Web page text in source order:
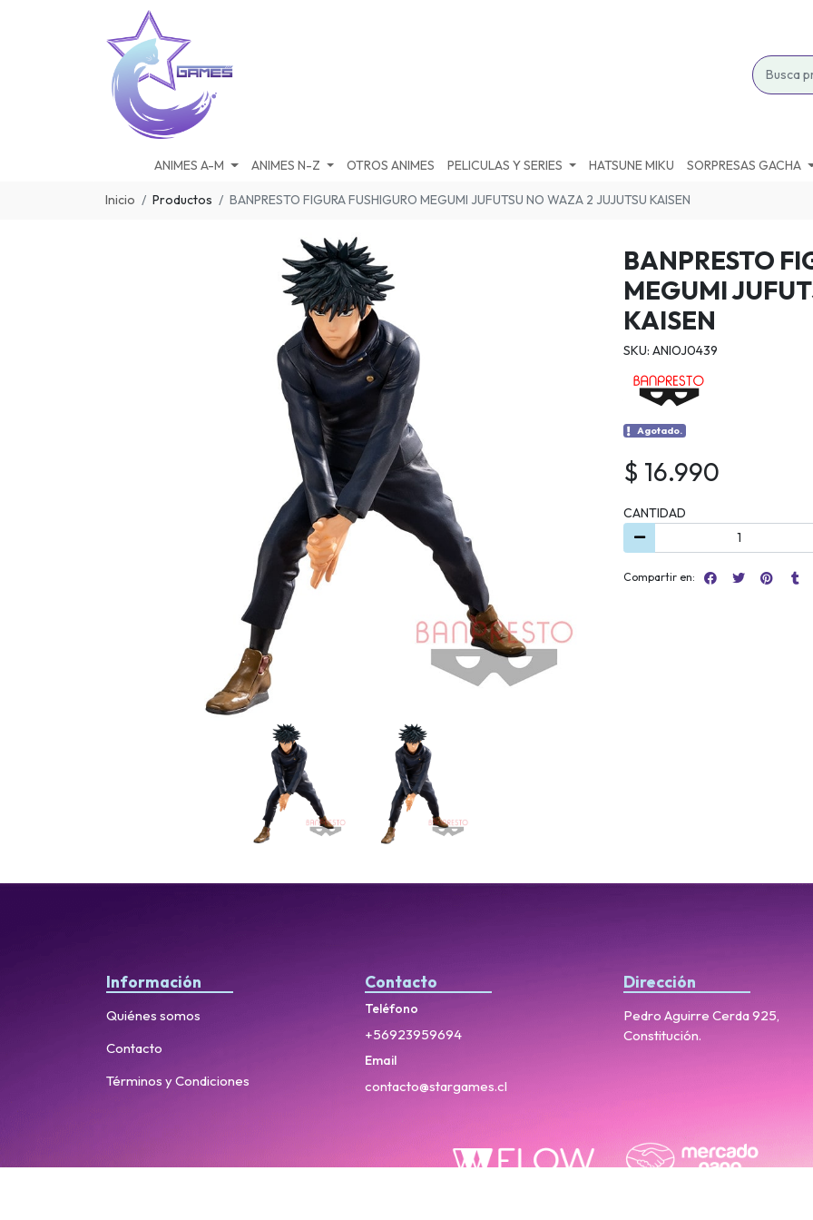
ANIMES A-M ANIMES N-Z OTROS ANIMES PELICULAS Y SERIES HATSUNE MIKU SORPRESAS GACHA
Inicio Productos BANPRESTO FIGURA FUSHIGURO MEGUMI JUFUTSU NO WAZA 2 JUJUTSU KAISEN
BANPRESTO
MEGUMI
KAISEN
SKU: ANIOJ0439
Agotado.
$ 16.990
CANTIDAD
Compartir en:
Información
Quiénes somos
Contacto
Términos y Condiciones
Contacto
Teléfono
+56923959694
Email
contacto@stargames.cl
Dirección
Pedro Aguirre Cerda 925,
Constitución.